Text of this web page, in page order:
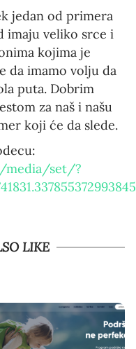
jedan od primera
imaju veliko srce i
kojima je
da imamo volju da
puta. Dobrim
za naš i našu
koji će da slede.
media/set/?
LIKE